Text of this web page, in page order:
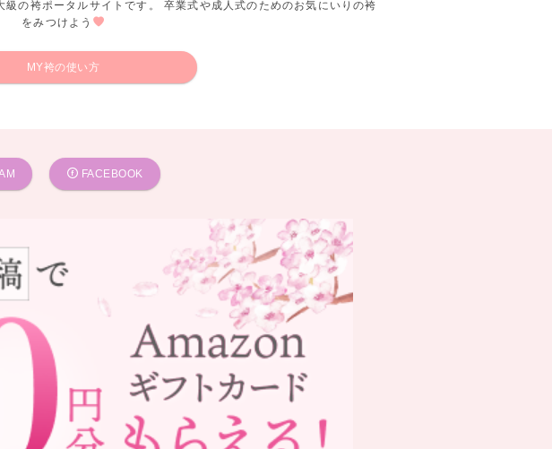
の袴ポータルサイトです。 卒業式や成人式のためのお気にいりの袴
をみつけよう
MY袴の使い方
FACEBOOK